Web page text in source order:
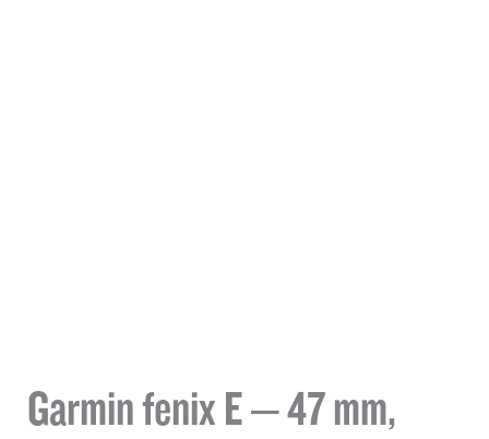
Garmin fenix E – 47 mm,